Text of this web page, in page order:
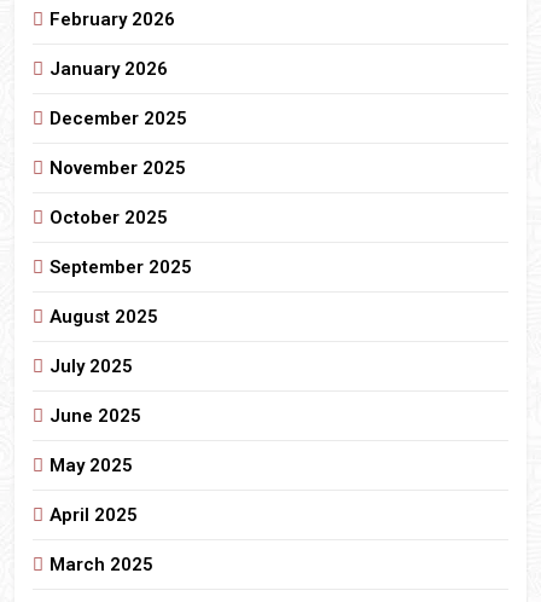
February 2026
January 2026
December 2025
November 2025
October 2025
September 2025
August 2025
July 2025
June 2025
May 2025
April 2025
March 2025